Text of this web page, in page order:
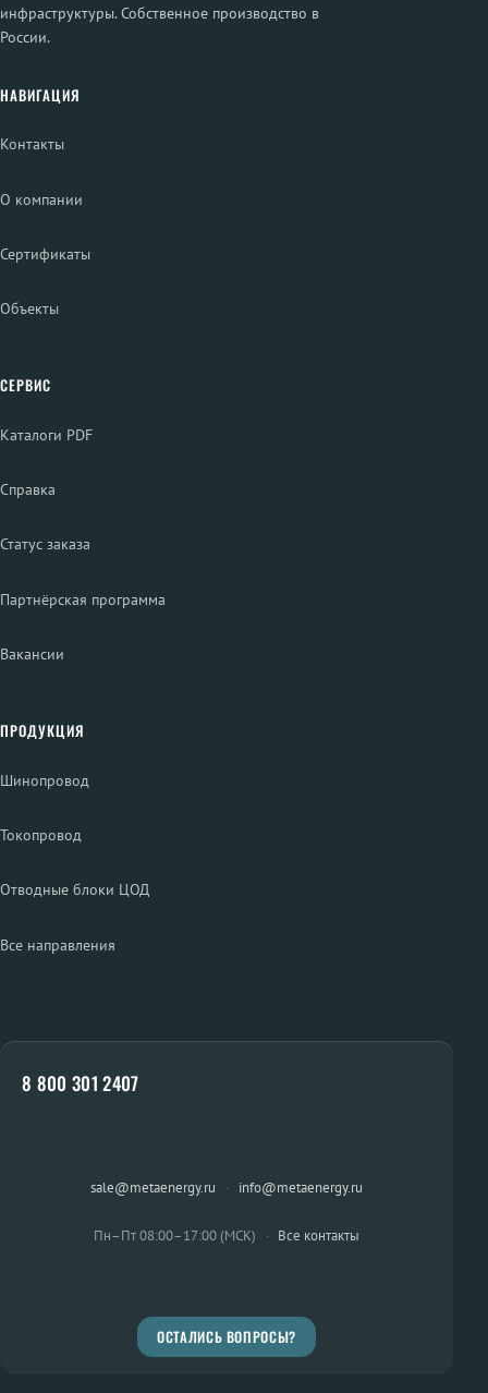
инфраструктуры. Собственное производство в
России.
НАВИГАЦИЯ
Контакты
О компании
Сертификаты
Объекты
СЕРВИС
Каталоги PDF
Справка
Статус заказа
Партнёрская программа
Вакансии
ПРОДУКЦИЯ
Шинопровод
Токопровод
Отводные блоки ЦОД
Все направления
8 800 301 2407
sale@metaenergy.ru · info@metaenergy.ru
Пн–Пт 08:00–17:00 (МСК) · Все контакты
ОСТАЛИСЬ ВОПРОСЫ?